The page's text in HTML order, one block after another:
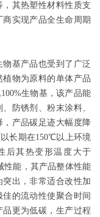
其热塑性材料性质支
实现产品全生命周期
基产品也受到了广泛
物为原料的单体产品
生物基，该产品能
防锈剂、粉末涂料、
产品碳足迹大幅度降
长期在150℃以上环境
后其热变形温度大于
性能，其产品整体性能
出，非常适合改性加
的流动性使聚合时间
更为低碳，生产过程